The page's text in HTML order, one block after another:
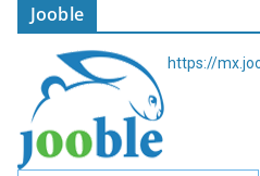
Jooble
https://